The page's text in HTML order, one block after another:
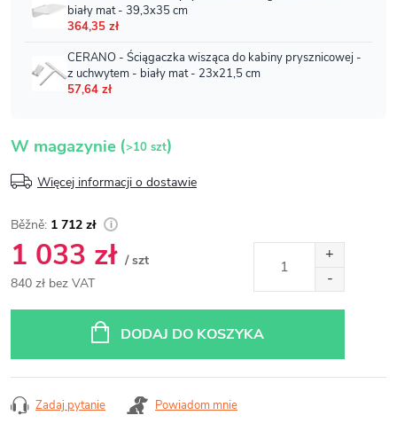
W magazynie (>10 szt)
Więcej informacji o dostawie
1 712 zł
1 033 zł / szt
840 zł bez VAT
DODAJ DO KOSZYKA
Zadaj pytanie Powiadom mnie